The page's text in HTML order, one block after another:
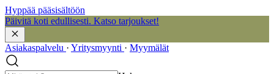
Hyppää pääsisältöön
Päivitä koti edullisesti. Katso tarjoukset!
Asiakaspalvelu · Yritysmyynti · Myymälät